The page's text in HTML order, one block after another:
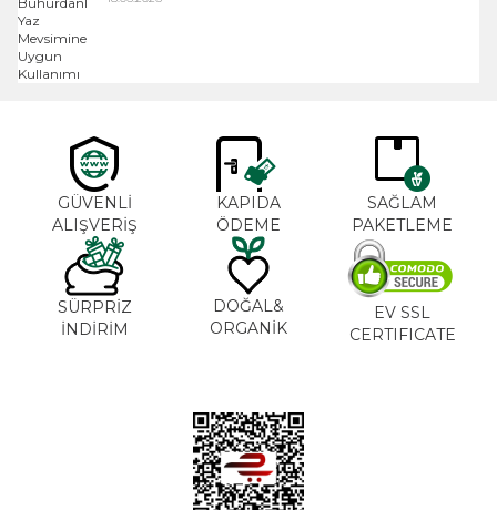
GÜVENLİ
ALIŞVERİŞ
KAPIDA
ÖDEME
SAĞLAM
PAKETLEME
SÜRPRİZ
İNDİRİM
DOĞAL&
ORGANİK
EV SSL
CERTIFICATE